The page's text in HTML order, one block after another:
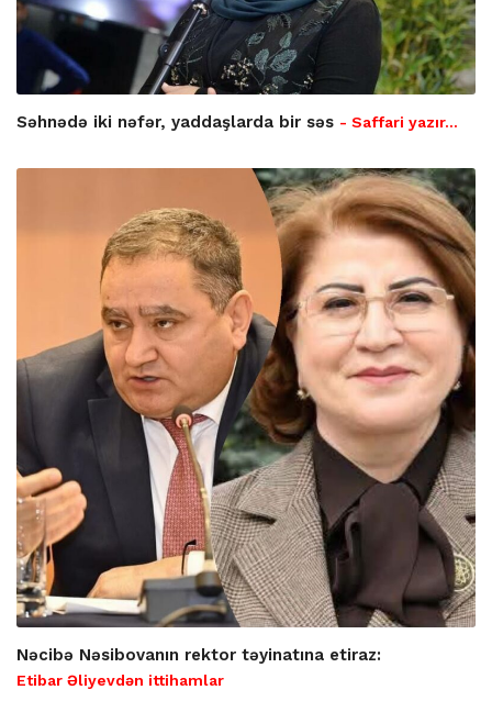
Səhnədə iki nəfər, yaddaşlarda bir səs - Saffari yazır…
Nəcibə Nəsibovanın rektor təyinatına etiraz:
Etibar Əliyevdən ittihamlar